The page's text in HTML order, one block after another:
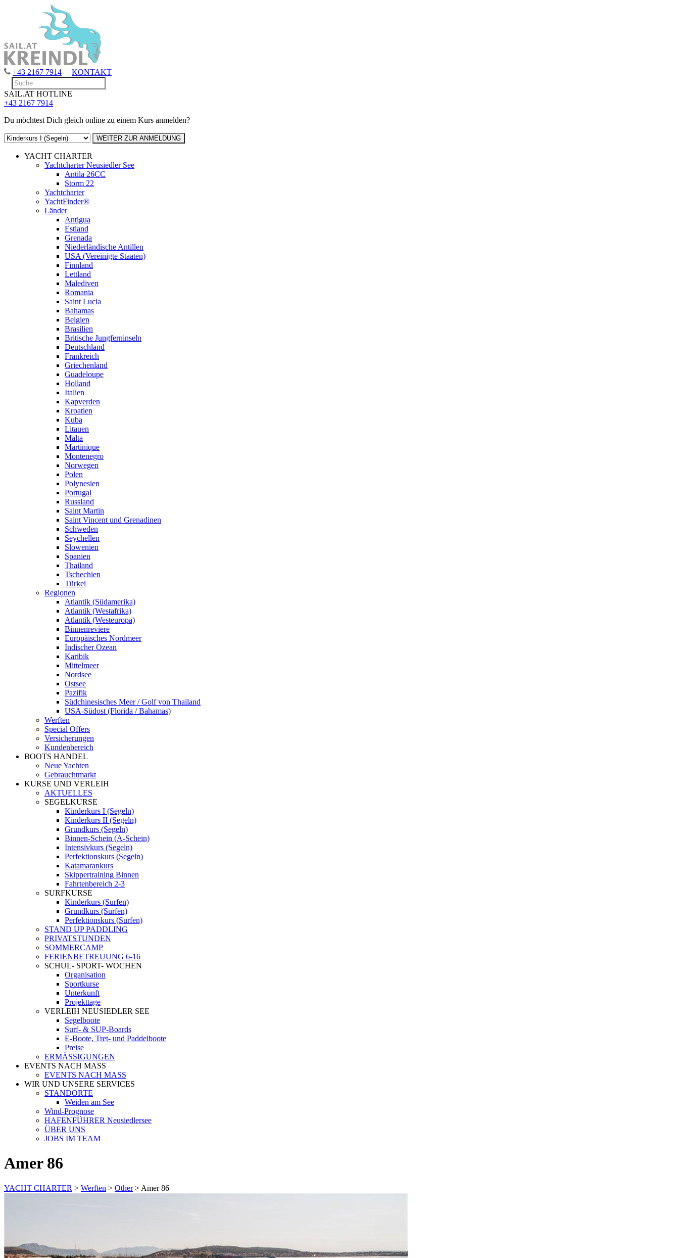
+43 2167 7914 KONTAKT
SAIL.AT HOTLINE
+43 2167 7914
Du möchtest Dich gleich online zu einem Kurs anmelden?
YACHT CHARTER
Yachtcharter Neusiedler See
Antila 26CC
Storm 22
Yachtcharter
YachtFinder®
Länder
Antigua
Estland
Grenada
Niederländische Antillen
USA (Vereinigte Staaten)
Finnland
Lettland
Malediven
Romania
Saint Lucia
Bahamas
Belgien
Brasilien
Britische Jungferninseln
Deutschland
Frankreich
Griechenland
Guadeloupe
Holland
Italien
Kapverden
Kroatien
Kuba
Litauen
Malta
Martinique
Montenegro
Norwegen
Polen
Polynesien
Portugal
Russland
Saint Martin
Saint Vincent und Grenadinen
Schweden
Seychellen
Slowenien
Spanien
Thailand
Tschechien
Türkei
Regionen
Atlantik (Südamerika)
Atlantik (Westafrika)
Atlantik (Westeuropa)
Binnenreviere
Europäisches Nordmeer
Indischer Ozean
Karibik
Mittelmeer
Nordsee
Ostsee
Pazifik
Südchinesisches Meer / Golf von Thailand
USA-Südost (Florida / Bahamas)
Werften
Special Offers
Versicherungen
Kundenbereich
BOOTS HANDEL
Neue Yachten
Gebrauchtmarkt
KURSE UND VERLEIH
AKTUELLES
SEGELKURSE
Kinderkurs I (Segeln)
Kinderkurs II (Segeln)
Grundkurs (Segeln)
Binnen-Schein (A-Schein)
Intensivkurs (Segeln)
Perfektionskurs (Segeln)
Katamarankurs
Skippertraining Binnen
Fahrtenbereich 2-3
SURFKURSE
Kinderkurs (Surfen)
Grundkurs (Surfen)
Perfektionskurs (Surfen)
STAND UP PADDLING
PRIVATSTUNDEN
SOMMERCAMP
FERIENBETREUUNG 6-16
SCHUL- SPORT- WOCHEN
Organisation
Sportkurse
Unterkunft
Projekttage
VERLEIH NEUSIEDLER SEE
Segelboote
Surf- & SUP-Boards
E-Boote, Tret- und Paddelboote
Preise
ERMÄSSIGUNGEN
EVENTS NACH MASS
EVENTS NACH MASS
WIR UND UNSERE SERVICES
STANDORTE
Weiden am See
Wind-Prognose
HAFENFÜHRER Neusiedlersee
ÜBER UNS
JOBS IM TEAM
Amer 86
YACHT CHARTER > Werften > Other> Amer 86